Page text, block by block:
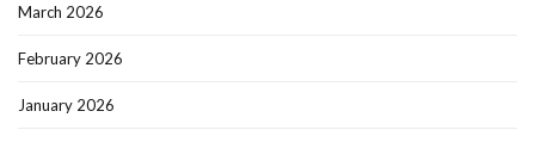
March 2026
February 2026
January 2026